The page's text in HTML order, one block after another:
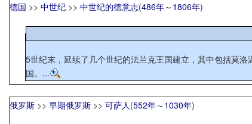
德国 >> 中世纪 >> 中世纪的德意志(486年～ 1806年)
5世纪末，延续了几个世纪的法兰克王国建立，其中包括莫
国。...
俄罗斯 >> 早期俄罗斯 >> 可萨人(552年～ 1030年)